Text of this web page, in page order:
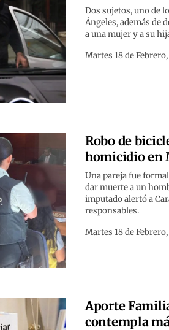
Dos sujetos, uno de
Ángeles, además de
a una mujer y a su
Martes 18 de
Robo de
homicidio en
Una pareja fue
dar muerte a un
imputado alertó a
responsables.
Martes 18 de
Aporte
contempla